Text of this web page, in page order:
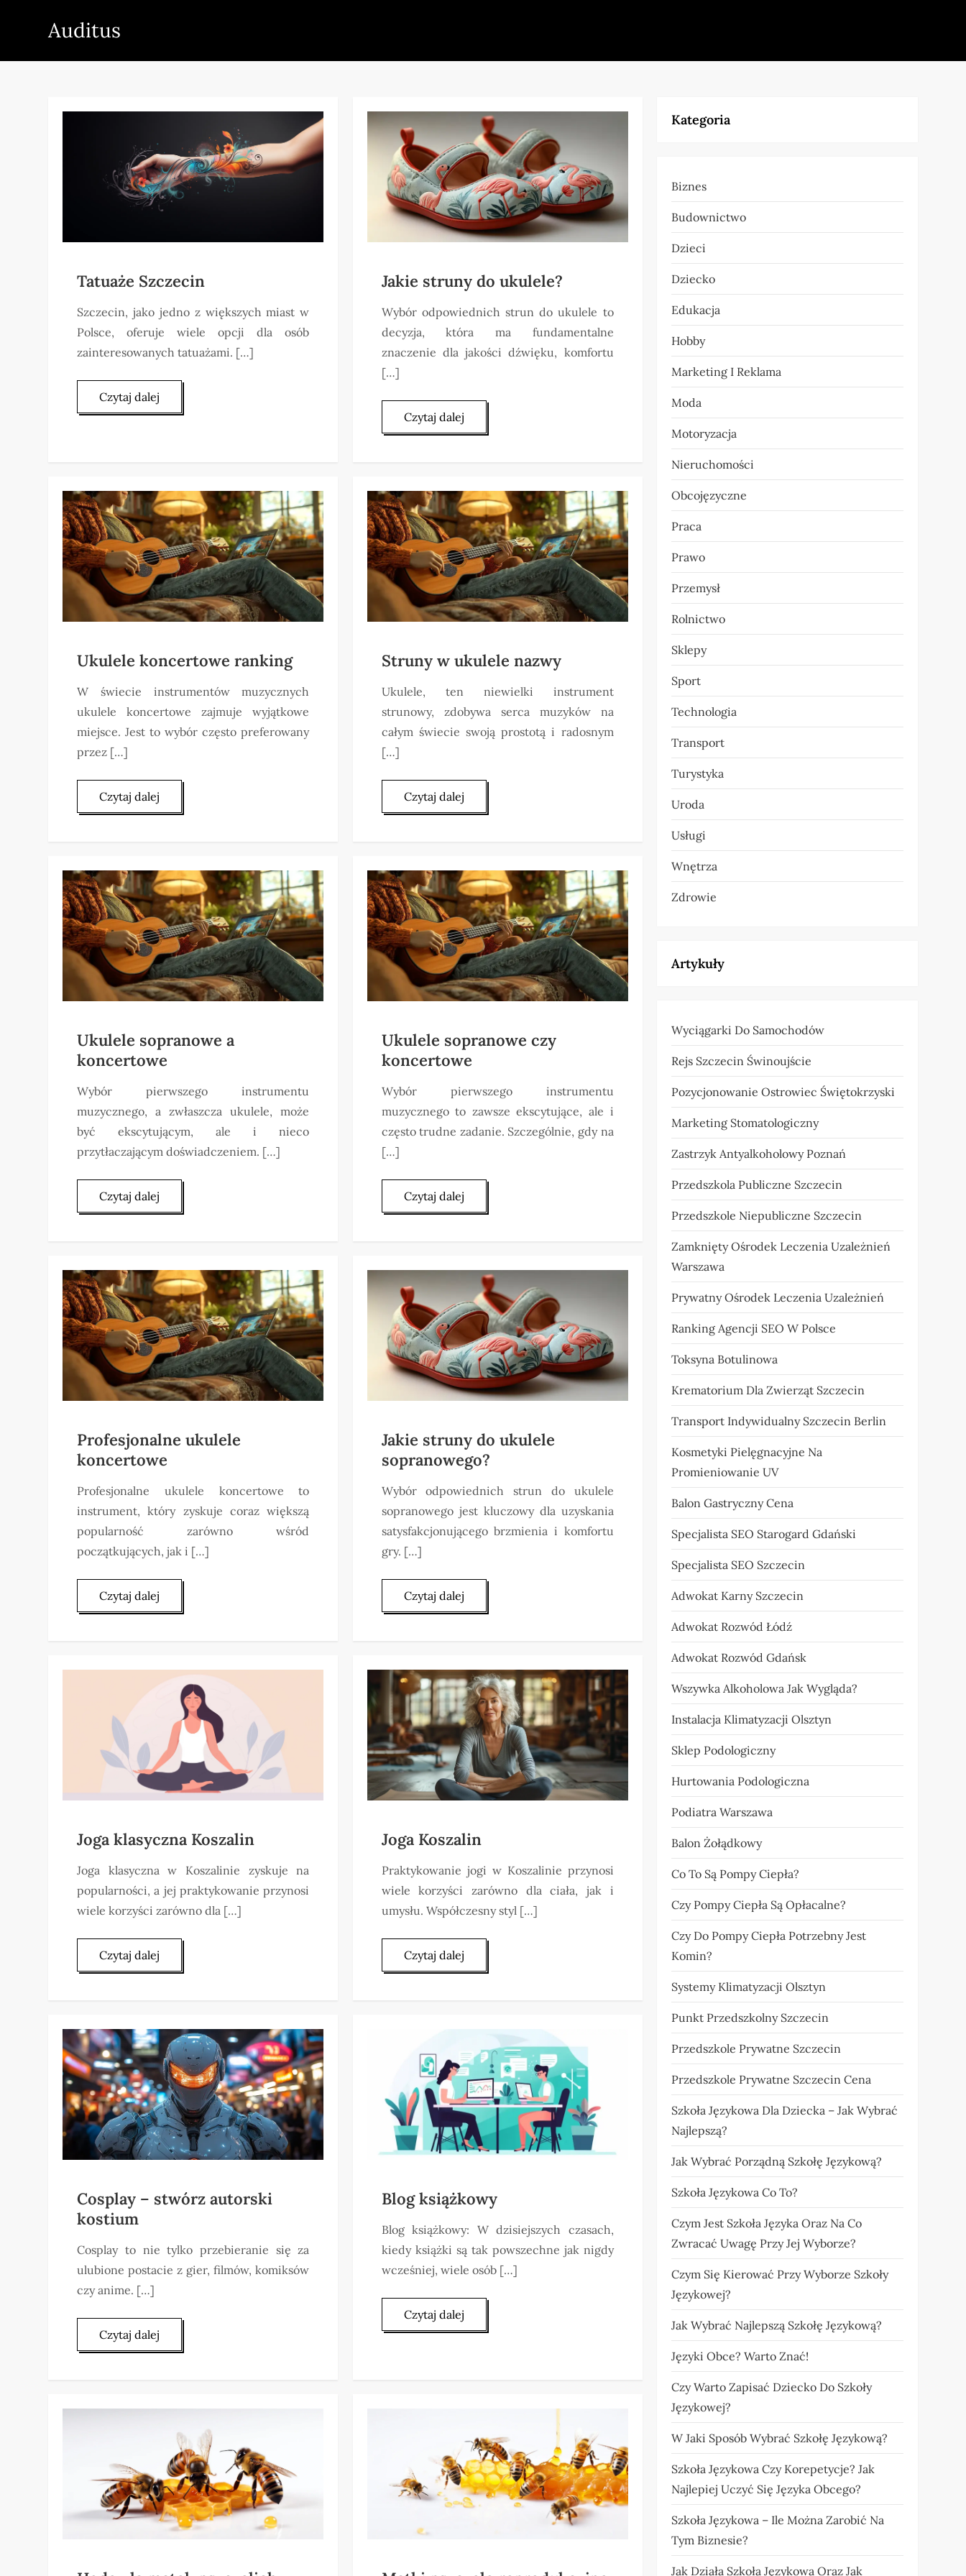
Auditus
Tatuaże Szczecin
Szczecin, jako jedno z większych miast w
Polsce, oferuje wiele opcji dla osób
zainteresowanych tatuażami. […]
Czytaj dalej
Jakie struny do ukulele?
Wybór odpowiednich strun do ukulele to
decyzja, która ma fundamentalne
znaczenie dla jakości dźwięku, komfortu
[…]
Czytaj dalej
Ukulele koncertowe ranking
W świecie instrumentów muzycznych
ukulele koncertowe zajmuje wyjątkowe
miejsce. Jest to wybór często preferowany
przez […]
Czytaj dalej
Struny w ukulele nazwy
Ukulele, ten niewielki instrument
strunowy, zdobywa serca muzyków na
całym świecie swoją prostotą i radosnym
[…]
Czytaj dalej
Ukulele sopranowe a
koncertowe
Wybór pierwszego instrumentu
muzycznego, a zwłaszcza ukulele, może
być ekscytującym, ale i nieco
przytłaczającym doświadczeniem. […]
Czytaj dalej
Ukulele sopranowe czy
koncertowe
Wybór pierwszego instrumentu
muzycznego to zawsze ekscytujące, ale i
często trudne zadanie. Szczególnie, gdy na
[…]
Czytaj dalej
Profesjonalne ukulele
koncertowe
Profesjonalne ukulele koncertowe to
instrument, który zyskuje coraz większą
popularność zarówno wśród
początkujących, jak i […]
Czytaj dalej
Jakie struny do ukulele
sopranowego?
Wybór odpowiednich strun do ukulele
sopranowego jest kluczowy dla uzyskania
satysfakcjonującego brzmienia i komfortu
gry. […]
Czytaj dalej
Joga klasyczna Koszalin
Joga klasyczna w Koszalinie zyskuje na
popularności, a jej praktykowanie przynosi
wiele korzyści zarówno dla […]
Czytaj dalej
Joga Koszalin
Praktykowanie jogi w Koszalinie przynosi
wiele korzyści zarówno dla ciała, jak i
umysłu. Współczesny styl […]
Czytaj dalej
Cosplay – stwórz autorski
kostium
Cosplay to nie tylko przebieranie się za
ulubione postacie z gier, filmów, komiksów
czy anime. […]
Czytaj dalej
Blog książkowy
Blog książkowy: W dzisiejszych czasach,
kiedy książki są tak powszechne jak nigdy
wcześniej, wiele osób […]
Czytaj dalej
Kategoria
Biznes
Budownictwo
Dzieci
Dziecko
Edukacja
Hobby
Marketing I Reklama
Moda
Motoryzacja
Nieruchomości
Obcojęzyczne
Praca
Prawo
Przemysł
Rolnictwo
Sklepy
Sport
Technologia
Transport
Turystyka
Uroda
Usługi
Wnętrza
Zdrowie
Artykuły
Wyciągarki Do Samochodów
Rejs Szczecin Świnoujście
Pozycjonowanie Ostrowiec Świętokrzyski
Marketing Stomatologiczny
Zastrzyk Antyalkoholowy Poznań
Przedszkola Publiczne Szczecin
Przedszkole Niepubliczne Szczecin
Zamknięty Ośrodek Leczenia Uzależnień
Warszawa
Prywatny Ośrodek Leczenia Uzależnień
Ranking Agencji SEO W Polsce
Toksyna Botulinowa
Krematorium Dla Zwierząt Szczecin
Transport Indywidualny Szczecin Berlin
Kosmetyki Pielęgnacyjne Na
Promieniowanie UV
Balon Gastryczny Cena
Specjalista SEO Starogard Gdański
Specjalista SEO Szczecin
Adwokat Karny Szczecin
Adwokat Rozwód Łódź
Adwokat Rozwód Gdańsk
Wszywka Alkoholowa Jak Wygląda?
Instalacja Klimatyzacji Olsztyn
Sklep Podologiczny
Hurtowania Podologiczna
Podiatra Warszawa
Balon Żołądkowy
Co To Są Pompy Ciepła?
Czy Pompy Ciepła Są Opłacalne?
Czy Do Pompy Ciepła Potrzebny Jest
Komin?
Systemy Klimatyzacji Olsztyn
Punkt Przedszkolny Szczecin
Przedszkole Prywatne Szczecin
Przedszkole Prywatne Szczecin Cena
Szkoła Językowa Dla Dziecka – Jak Wybrać
Najlepszą?
Jak Wybrać Porządną Szkołę Językową?
Szkoła Językowa Co To?
Czym Jest Szkoła Języka Oraz Na Co
Zwracać Uwagę Przy Jej Wyborze?
Czym Się Kierować Przy Wyborze Szkoły
Językowej?
Jak Wybrać Najlepszą Szkołę Językową?
Języki Obce? Warto Znać!
Czy Warto Zapisać Dziecko Do Szkoły
Językowej?
W Jaki Sposób Wybrać Szkołę Językową?
Szkoła Językowa Czy Korepetycje? Jak
Najlepiej Uczyć Się Języka Obcego?
Szkoła Językowa – Ile Można Zarobić Na
Tym Biznesie?
Jak Działa Szkoła Językowa Oraz Jak